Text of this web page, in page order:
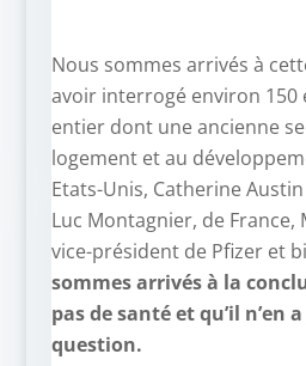
Nous sommes arrivés à
avoir interrogé environ 150
entier dont une ancienne
logement et au
Etats-Unis, Catherine
Luc Montagnier, de France,
vice-président de Pfizer et
sommes arrivés à la
pas de santé et qu’il n’en
question.